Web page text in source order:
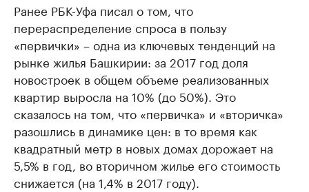
Ранее РБК-Уфа писал о том, что
перераспределение спроса в пользу
«первички» – одна из ключевых тенденций на
рынке жилья Башкирии: за 2017 год доля
новостроек в общем объеме реализованных
квартир выросла на 10% (до 50%). Это
сказалось на том, что «первичка» и «вторичка»
разошлись в динамике цен: в то время как
квадратный метр в новых домах дорожает на
5,5% в год, во вторичном жилье его стоимость
снижается (на 1,4% в 2017 году).